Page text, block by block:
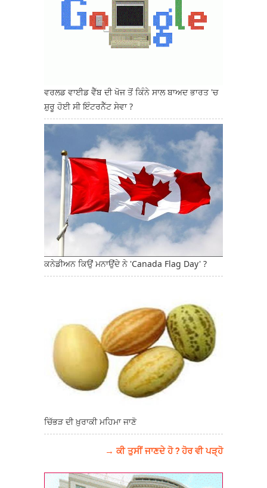
ਵਰਲਡ ਵਾਈਡ ਵੈੱਬ ਦੀ ਖੋਜ ਤੋਂ ਕਿੰਨੇ ਸਾਲ ਬਾਅਦ ਭਾਰਤ 'ਚ
ਸ਼ੁਰੂ ਹੋਈ ਸੀ ਇੰਟਰਨੈੱਟ ਸੇਵਾ ?
ਕਨੇਡੀਅਨ ਕਿਉਂ ਮਨਾਉਂਦੇ ਨੇ 'Canada Flag Day' ?
ਚਿੱਭੜ ਦੀ ਖ਼ੁਰਾਕੀ ਮਹਿਮਾ ਜਾਣੋ
→ ਕੀ ਤੁਸੀਂ ਜਾਣਦੇ ਹੋ ? ਹੋਰ ਵੀ ਪੜ੍ਹੋ